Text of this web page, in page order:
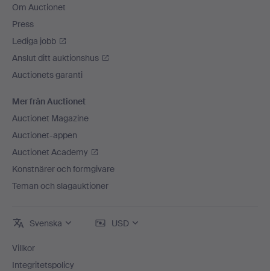
Om Auctionet
Press
Lediga jobb
Anslut ditt auktionshus
Auctionets garanti
Mer från Auctionet
Auctionet Magazine
Auctionet-appen
Auctionet Academy
Konstnärer och formgivare
Teman och slagauktioner
Svenska USD
Villkor
Integritetspolicy